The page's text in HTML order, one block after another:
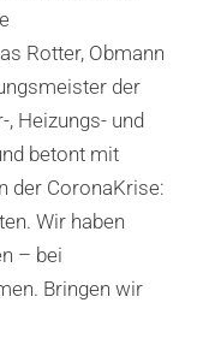
Rotter, Obmann
der
, Heizungs- und
betont mit
der CoronaKrise:
Wir haben
– bei
Bringen wir